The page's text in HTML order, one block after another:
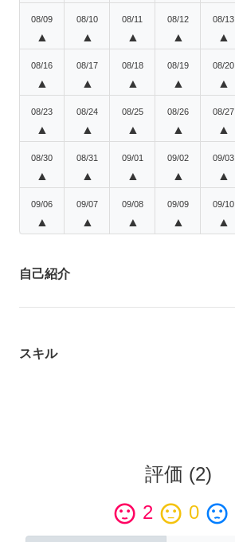
08/09
▲
08/10
▲
08/11
▲
08/12
▲
08/13
▲
08/16
▲
08/17
▲
08/18
▲
08/19
▲
08/20
▲
08/23
▲
08/24
▲
08/25
▲
08/26
▲
08/27
▲
08/30
▲
08/31
▲
09/01
▲
09/02
▲
09/03
▲
09/06
▲
09/07
▲
09/08
▲
09/09
▲
09/10
▲
自己紹介
スキル
評価 (2)
sentiment_satisfied 2 sentiment_neutral 0 sentiment_dissatisfied